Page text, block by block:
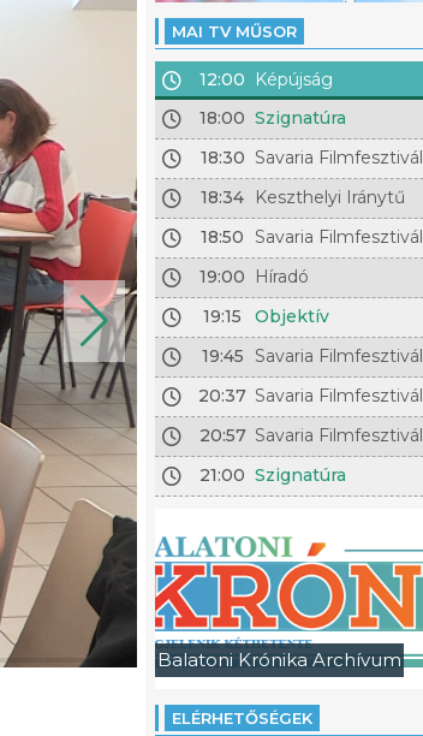
MAI TV MŰSOR
12:00
Képújság
18:00 Szignatúra
18:30 Savaria Filmfesztivál
18:34
Keszthelyi Iránytű
18:50 Savaria Filmfesztivál
19:00
Híradó
19:15
Objektív
19:45
Savaria Filmfesztivál
20:37 Savaria Filmfesztivál
20:57 Savaria Filmfesztivál
21:00 Szignatúra
Balatoni Krónika Archívum
ELÉRHETŐSÉGEK